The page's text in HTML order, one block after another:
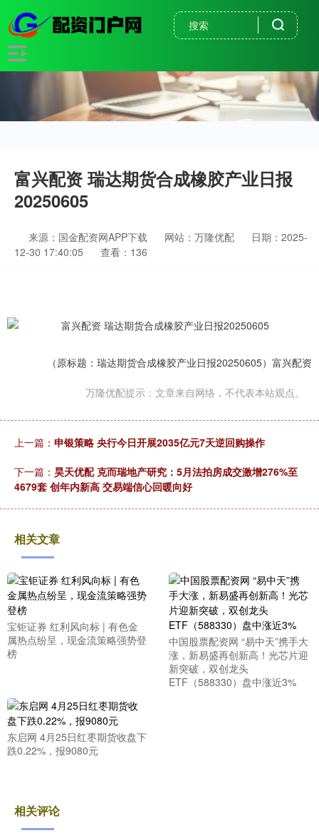
富兴配资 瑞达期货合成橡胶产业日报
20250605
来源：国金配资网APP下载 网站：万隆优配
日期：2025-
12-30 17:40:05
查看：136
（原标题：瑞达期货合成橡胶产业日报20250605）富兴配资
万隆优配提示：文章来自网络，不代表本站观点。
上一篇： 申银策略 央行今日开展2035亿元7天逆回购操作
下一篇： 昊天优配 克而瑞地产研究：5月法拍房成交激增276%至
4679套 创年内新高 交易端信心回暖向好
相关文章
宝钜证券 红利风向标 | 有色金
属热点纷呈，现金流策略强势登
榜
中国股票配资网 “易中天”携手大
涨，新易盛再创新高！光芯片迎
新突破，双创龙头
ETF（588330）盘中涨近3%
东启网 4月25日红枣期货收盘下
跌0.22%，报9080元
相关评论